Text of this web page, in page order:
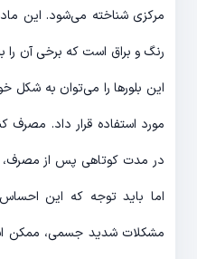
مرکزی شناخته می‌شود. این
رنگ و براق است که برخی آن
این بلورها را می‌توان به شکل
مورد استفاده قرار داد.
در مدت کوتاهی پس از
اما باید توجه که این
مشکلات شدید جسمی، ممکن